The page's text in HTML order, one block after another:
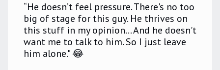
“He doesn’t feel pressure. There's no too
big of stage for this guy. He thrives on
this stuff in my opinion... And he doesn't
want me to talk to him. So I just leave
him alone." 😂